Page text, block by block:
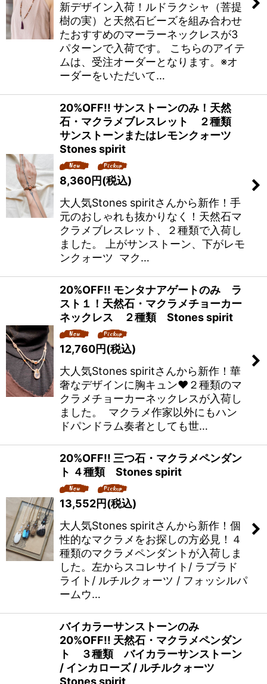
新デザイン入荷！ルドラクシャ（菩提
樹の実）と天然石ビーズを組み合わせ
たおすすめのマーラーネックレスが3
パターンで入荷です。 こちらのアイテ
ムは、受注オーダーとなります。※オ
ーダーをいただいて…
20%OFF!! サンストーンのみ！天然
石・マクラメブレスレット ２種類
サンストーンまたはレモンクォーツ
Stones spirit
8,360円(税込)
大人気Stones spiritさんから新作！手
元のおしゃれも抜かりなく！天然石マ
クラメブレスレット、２種類で入荷し
ました。 上がサンストーン、下がレモ
ンクォーツ マク…
20%OFF!! モンタナアゲートのみ ラ
スト１！天然石・マクラメチョーカー
ネックレス ２種類 Stones spirit
12,760円(税込)
大人気Stones spiritさんから新作！華
奢なデザインに胸キュン❤️２種類のマ
クラメチョーカーネックレスが入荷し
ました。 マクラメ作家以外にもハン
ドパンドラム奏者としても世…
20%OFF!! 三つ石・マクラメペンダン
ト ４種類 Stones spirit
13,552円(税込)
大人気Stones spiritさんから新作！個
性的なマクラメをお探しの方必見！４
種類のマクラメペンダントが入荷しま
した。左からスコレサイト/ ラブラド
ライト/ ルチルクォーツ / フォッシルパ
ームウ…
バイカラーサンストーンのみ
20%OFF!! 天然石・マクラメペンダン
ト ３種類 バイカラーサンストーン
/ インカローズ / ルチルクォーツ
Stones spirit